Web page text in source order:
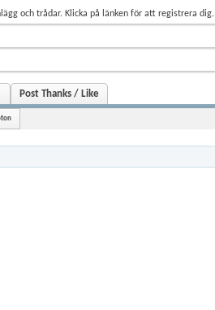
och trådar. Klicka på länken för att registrera dig.
Post Thanks / Like